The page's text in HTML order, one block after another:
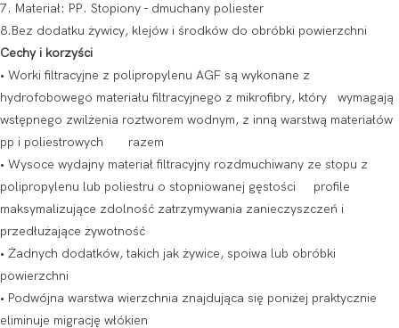
7. Materiał: PP. Stopiony - dmuchany poliester
8.Bez dodatku żywicy, klejów i środków do obróbki powierzchni
Cechy i korzyści
• Worki filtracyjne z polipropylenu AGF są wykonane z
hydrofobowego materiału filtracyjnego z mikrofibry, który wymagają
wstępnego zwilżenia roztworem wodnym, z inną warstwą materiałów
pp i poliestrowych razem
• Wysoce wydajny materiał filtracyjny rozdmuchiwany ze stopu z
polipropylenu lub poliestru o stopniowanej gęstości profile
maksymalizujące zdolność zatrzymywania zanieczyszczeń i
przedłużające żywotność
• Żadnych dodatków, takich jak żywice, spoiwa lub obróbki
powierzchni
• Podwójna warstwa wierzchnia znajdująca się poniżej praktycznie
eliminuje migrację włókien